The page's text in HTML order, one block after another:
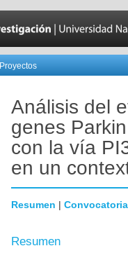
Proyectos
Análisis del
genes
con la vía
en un
Resumen | Convocatoria
Resumen